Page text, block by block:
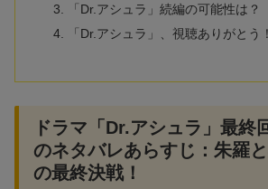
「Dr.アシュラ」続編の可能性は？
「Dr.アシュラ」、視聴ありがとう！
ドラマ「Dr.アシュラ」最終
のネタバレあらすじ：朱羅
の最終決戦！